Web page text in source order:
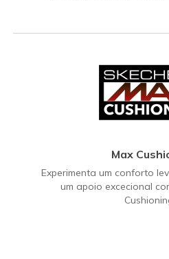
Max
Experimenta um conforto
um apoio excecional